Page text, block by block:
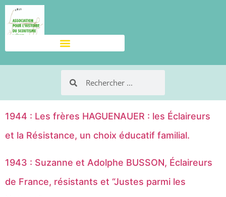
1944 : Les frères HAGUENAUER : les Éclaireurs
et la Résistance, un choix éducatif familial.
1943 : Suzanne et Adolphe BUSSON, Éclaireurs
de France, résistants et “Justes parmi les